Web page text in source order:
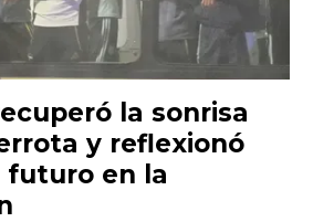
la sonrisa
y reflexionó
futuro en la